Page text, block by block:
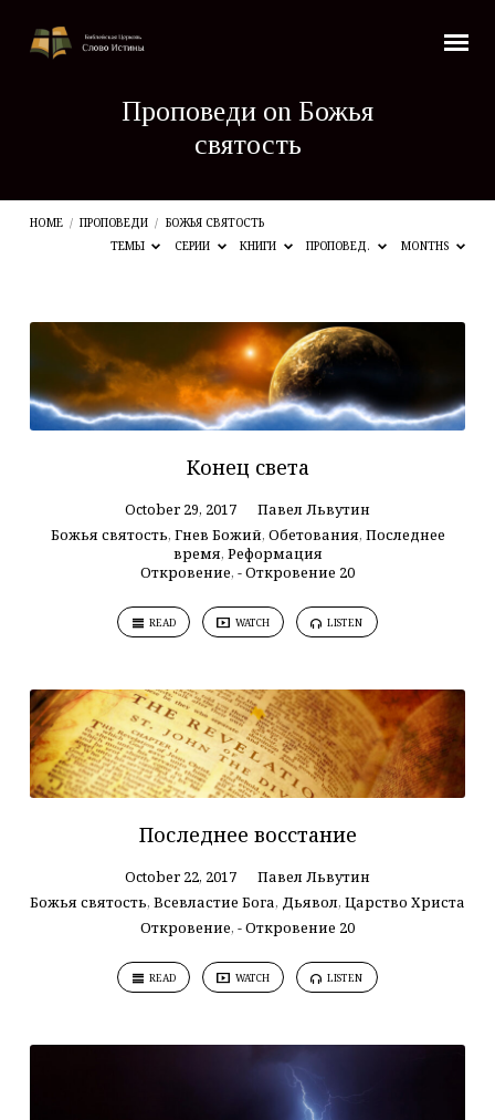
Проповеди on Божья
святость
HOME / ПРОПОВЕДИ / БОЖЬЯ СВЯТОСТЬ
ТЕМЫ
СЕРИИ КНИГИ ПРОПОВЕД. MONTHS
Проповеди
Божья
святость
Конец света
October 29, 2017
Павел Львутин
Божья святость, Гнев Божий, Обетования, Последнее
время, Реформация
Откровение, - Откровение 20
READ WATCH LISTEN
Последнее восстание
October 22, 2017
Павел Львутин
Божья святость, Всевластие Бога, Дьявол, Царство Христа
Откровение, - Откровение 20
READ WATCH LISTEN